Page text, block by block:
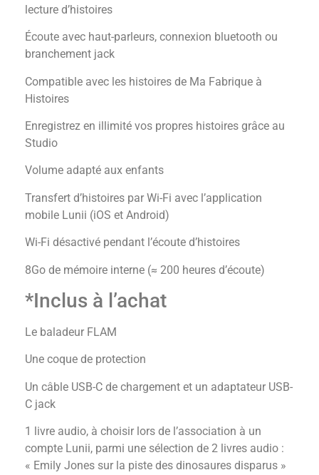
lecture d’histoires
Écoute avec haut-parleurs, connexion bluetooth ou
branchement jack
Compatible avec les histoires de Ma Fabrique à
Histoires
Enregistrez en illimité vos propres histoires grâce au
Studio
Volume adapté aux enfants
Transfert d’histoires par Wi-Fi avec l’application
mobile Lunii (iOS et Android)
Wi-Fi désactivé pendant l’écoute d’histoires
8Go de mémoire interne (≈ 200 heures d’écoute)
*Inclus à l’achat
Le baladeur FLAM
Une coque de protection
Un câble USB-C de chargement et un adaptateur USB-
C jack
1 livre audio, à choisir lors de l’association à un
compte Lunii, parmi une sélection de 2 livres audio :
« Emily Jones sur la piste des dinosaures disparus »